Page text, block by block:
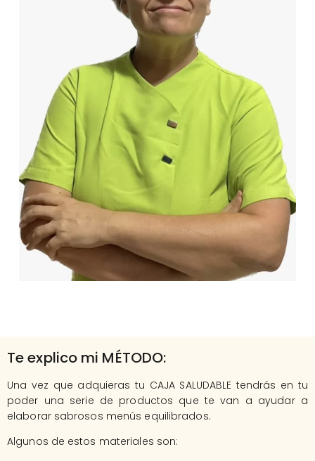
Te explico mi MÉTODO:
Una vez que adquieras tu CAJA SALUDABLE tendrás en tu
poder una serie de productos que te van a ayudar a
elaborar sabrosos menús equilibrados.
Algunos de estos materiales son: